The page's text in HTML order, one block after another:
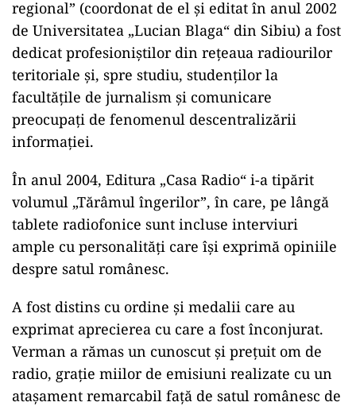
regional” (coordonat de el şi editat în anul 2002
de Universitatea „Lucian Blaga“ din Sibiu) a fost
dedicat profesioniştilor din reţeaua radiourilor
teritoriale şi, spre studiu, studenţilor la
facultăţile de jurnalism şi comunicare
preocupaţi de fenomenul descentralizării
informaţiei.
În anul 2004, Editura „Casa Radio“ i-a tipărit
volumul „Tărâmul îngerilor”, în care, pe lângă
tablete radiofonice sunt incluse interviuri
ample cu personalităţi care îşi exprimă opiniile
despre satul românesc.
A fost distins cu ordine şi medalii care au
exprimat aprecierea cu care a fost înconjurat.
Verman a rămas un cunoscut şi preţuit om de
radio, graţie miilor de emisiuni realizate cu un
ataşament remarcabil faţă de satul românesc de